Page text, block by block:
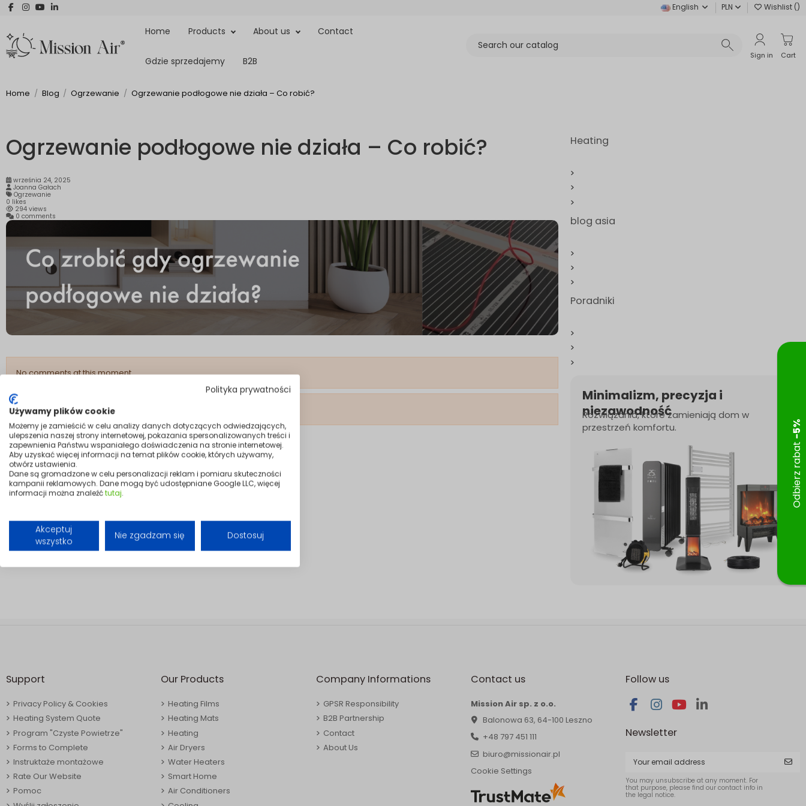
Polityka prywatności
Używamy plików cookie
Możemy je zamieścić w celu analizy danych dotyczących odwiedzających,
ulepszenia naszej strony internetowej, pokazania spersonalizowanych treści i
zapewnienia Państwu wspaniałego doświadczenia na stronie internetowej.
Aby uzyskać więcej informacji na temat plików cookie, których używamy,
otwórz ustawienia.
Dane są gromadzone w celu personalizacji reklam i pomiaru skuteczności
kampanii reklamowych. Dane mogą być udostępniane Google LLC, więcej
informacji można znaleźćtutaj.
Akceptuj
wszystko
Nie zgadzam się Dostosuj
English PLN Wishlist ()
Home Products About us Contact
Gdzie sprzedajemy B2B
Sign in Cart
Home Blog Ogrzewanie Ogrzewanie podłogowe nie działa – Co robić?
Ogrzewanie podłogowe nie działa – Co robić?
września 24, 2025
Joanna Gałach
Ogrzewanie
0 likes
294 views
0 comments
No comments at this moment
Only registered and logged customers can add comments
Heating
blog asia
Poradniki
Support
Privacy Policy & Cookies
Heating System Quote
Program "Czyste Powietrze"
Forms to Complete
Instruktaże montażowe
Rate Our Website
Pomoc
Our Products
Heating Films
Heating Mats
Heating
Air Dryers
Water Heaters
Smart Home
Air Conditioners
Company Informations
GPSR Responsibility
B2B Partnership
Contact
About Us
Contact us
Mission Air sp. z o.o.
Balonowa 63, 64-100 Leszno
+48 797 451 111
biuro@missionair.pl
Cookie Settings
Follow us
Newsletter
You may unsubscribe at any moment. For
that purpose, please find our contact info in
the legal notice.